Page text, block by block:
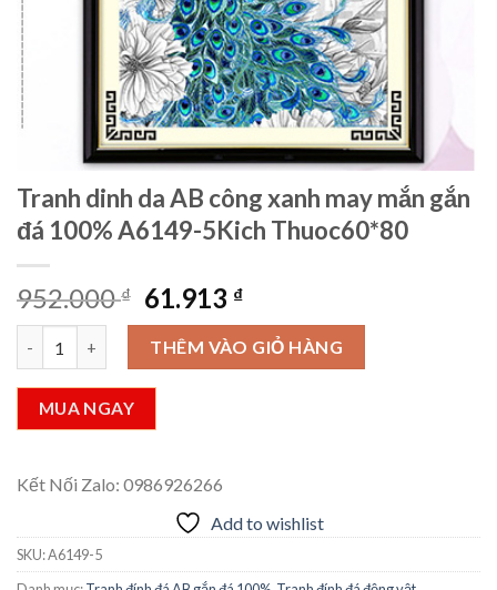
Tranh dinh da AB công xanh may mắn gắn
đá 100% A6149-5Kich Thuoc60*80
952.000₫ Giá
gốc
là:
952.000 ₫.
61.913 ₫Giá
hiện
tại
là:
Tranh dinh da AB công xanh may mắn gắn đá 100% A6149-
THÊM VÀO GIỎ HÀNG
MUA NGAY
Kết Nối Zalo: 0986926266
Add to wishlist
SKU:A6149-5